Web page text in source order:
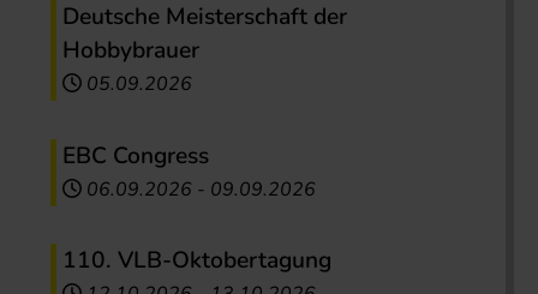
Deutsche Meisterschaft der
Hobbybrauer
05.09.2026
EBC Congress
06.09.2026 - 09.09.2026
110. VLB-Oktobertagung